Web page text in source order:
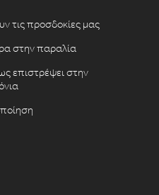
τις προσδοκίες μας
στην παραλία
επιστρέψει στην